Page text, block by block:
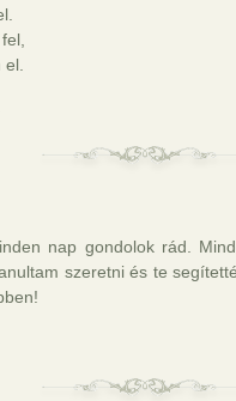
nap gondolok rád.
szeretni és te